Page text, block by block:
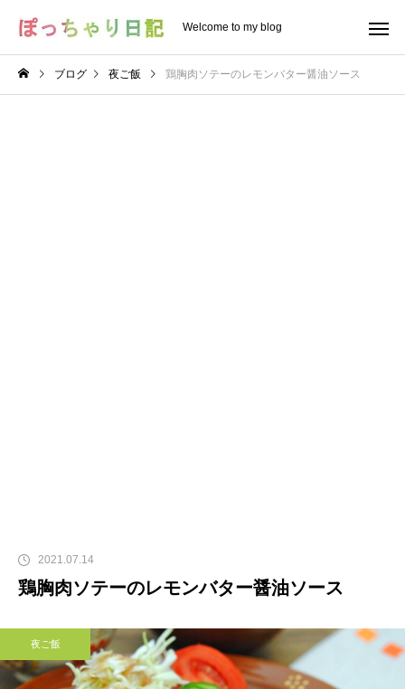
Welcome to my blog
ブログ 夜ご飯 鶏胸肉ソテーのレモンバター醤油ソース
2021.07.14
鶏胸肉ソテーのレモンバター醤油ソース
夜ご飯